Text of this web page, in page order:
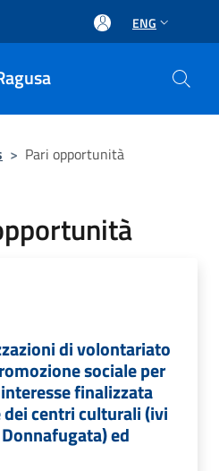
ENG
> Pari opportunità
di volontariato
sociale per
finalizzata
centri culturali (ivi
ed